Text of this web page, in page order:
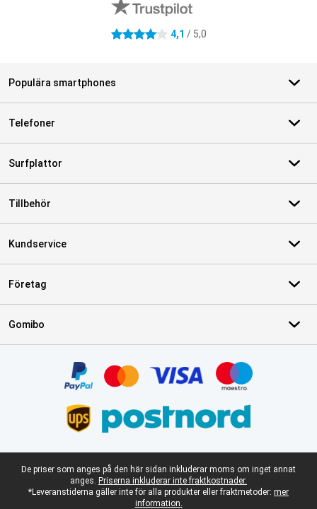
4.1 stjärnor 4,1 / 5,0
Populära smartphones
Telefoner
Surfplattor
Tillbehör
Kundservice
Företag
Gomibo
Juridisk fotnot
De priser som anges på den här sidan inkluderar moms om inget annat
anges. Priserna inkluderar inte fraktkostnader.
*Leveranstiderna gäller inte för alla produkter eller fraktmetoder: mer
information.